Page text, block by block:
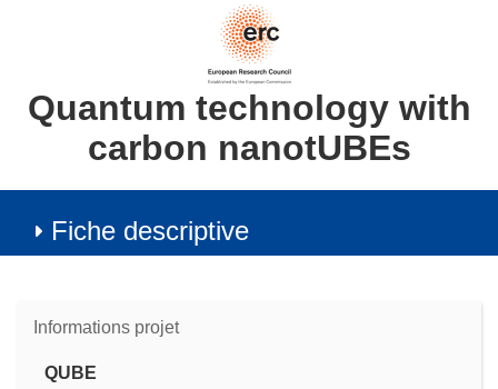
Quantum technology with
carbon nanotUBEs
Fiche descriptive
Informations projet
QUBE